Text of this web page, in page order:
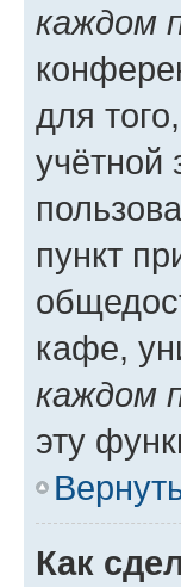
каждом
для
учётной
пункт
кафе,
каждом
эту
Как